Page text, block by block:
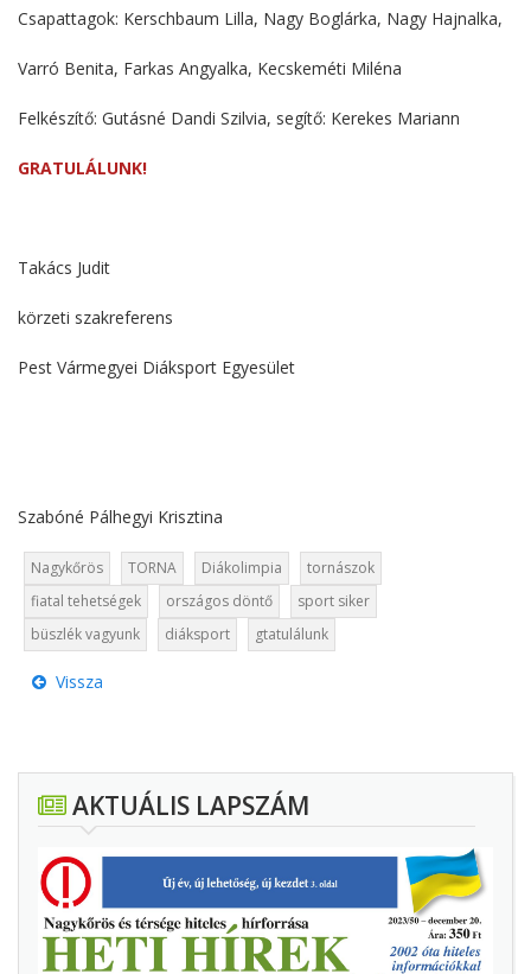
Csapattagok: Kerschbaum Lilla, Nagy Boglárka, Nagy Hajnalka,
Varró Benita, Farkas Angyalka, Kecskeméti Miléna
Felkészítő: Gutásné Dandi Szilvia, segítő: Kerekes Mariann
GRATULÁLUNK!
Takács Judit
körzeti szakreferens
Pest Vármegyei Diáksport Egyesület
Szabóné Pálhegyi Krisztina
Nagykőrös TORNA Diákolimpia
tornászok
fiatal tehetségek
országos döntő
sport siker
büszlék vagyunk
diáksport gtatulálunk
Vissza
AKTUÁLIS LAPSZÁM